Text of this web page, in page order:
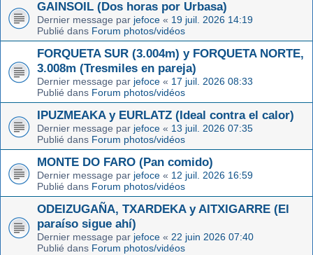
GAINSOIL (Dos horas por Urbasa)
Dernier message par jefoce « 19 juil. 2026 14:19
Publié dans Forum photos/vidéos
FORQUETA SUR (3.004m) y FORQUETA NORTE,
3.008m (Tresmiles en pareja)
Dernier message par jefoce « 17 juil. 2026 08:33
Publié dans Forum photos/vidéos
IPUZMEAKA y EURLATZ (Ideal contra el calor)
Dernier message par jefoce « 13 juil. 2026 07:35
Publié dans Forum photos/vidéos
MONTE DO FARO (Pan comido)
Dernier message par jefoce « 12 juil. 2026 16:59
Publié dans Forum photos/vidéos
ODEIZUGAÑA, TXARDEKA y AITXIGARRE (El
paraíso sigue ahí)
Dernier message par jefoce « 22 juin 2026 07:40
Publié dans Forum photos/vidéos